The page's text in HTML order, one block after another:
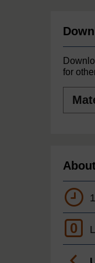
for
formats
0